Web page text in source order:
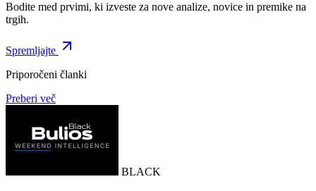
Bodite med prvimi, ki izveste za nove analize, novice in premike na
trgih.
Spremljajte
Priporočeni članki
Preberi več
BLACK